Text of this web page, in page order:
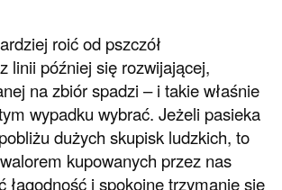
roić od pszczół
linii później się rozwijającej,
na zbiór spadzi – i takie właśnie
wypadku wybrać. Jeżeli pasieka
dużych skupisk ludzkich, to
kupowanych przez nas
łagodność i spokojne trzymanie się